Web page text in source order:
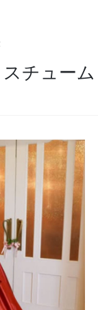
スチュー